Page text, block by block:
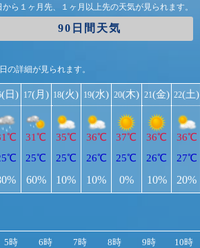
から１ヶ月先、１ヶ月以上先の天気が見られます。
90日間天気
の詳細が見られます。
(日) 17(月)
31℃
25℃
60%
18(火)
35℃
25℃
10%
19(水)
36℃
26℃
10%
20(木)
37℃
25℃
0%
21(金)
36℃
26℃
10%
22(土)
36℃
27℃
20%
5時 6時 7時 8時 9時 10時